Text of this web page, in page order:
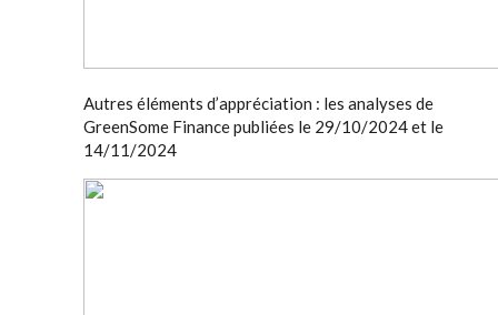
Autres éléments d’appréciation : les analyses de
GreenSome Finance publiées le 29/10/2024 et le
14/11/2024